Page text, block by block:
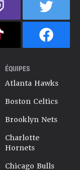
ÉQUIPES
Atlanta Hawks
Boston Celtics
Brooklyn Nets
Charlotte
Hornets
Chicago Bulls